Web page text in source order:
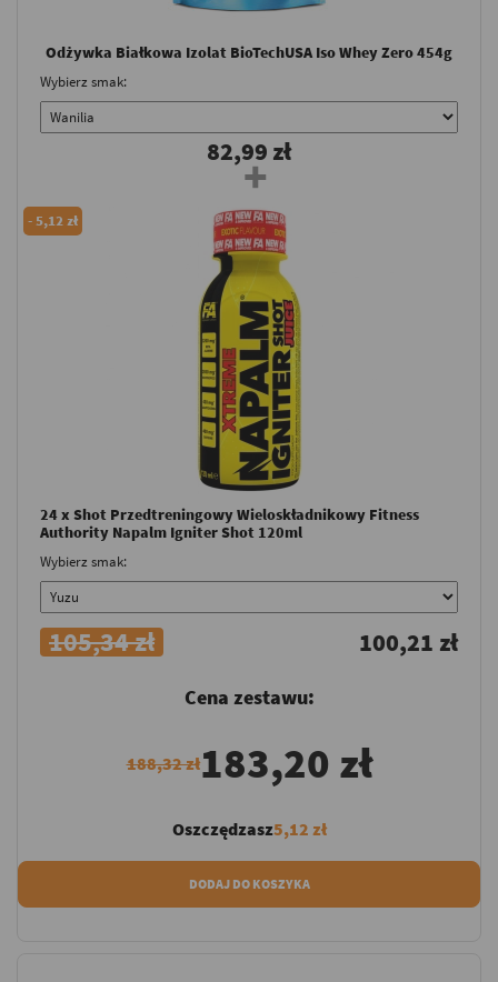
Odżywka Białkowa Izolat BioTechUSA Iso Whey Zero 454g
Wybierz smak:
82,99 zł
-5,12 zł
24 x Shot Przedtreningowy Wieloskładnikowy Fitness
Authority Napalm Igniter Shot 120ml
Wybierz smak:
105,34 zł 100,21 zł
Cena zestawu:
188,32 zł183,20 zł
Oszczędzasz5,12 zł
DODAJ DO KOSZYKA